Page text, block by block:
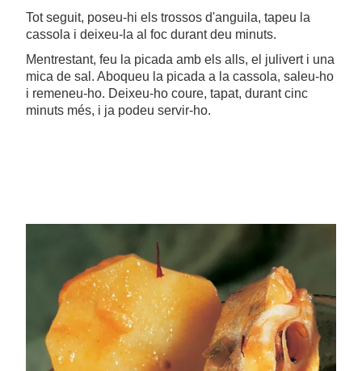
Tot seguit, poseu-hi els trossos d'anguila, tapeu la
cassola i deixeu-la al foc durant deu minuts.
Mentrestant, feu la picada amb els alls, el julivert i una
mica de sal. Aboqueu la picada a la cassola, saleu-ho
i remeneu-ho. Deixeu-ho coure, tapat, durant cinc
minuts més, i ja podeu servir-ho.